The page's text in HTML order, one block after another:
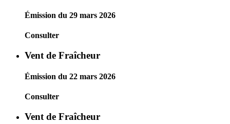
Émission du 29 mars 2026
Consulter
Vent de Fraîcheur
Émission du 22 mars 2026
Consulter
Vent de Fraîcheur